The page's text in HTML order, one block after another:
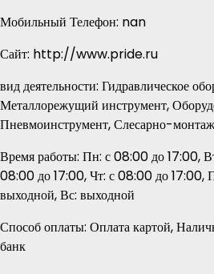
Мобильный Телефон: nan
Сайт: http://www.pride.ru
вид деятельности: Гидравлическое
Металлорежущий инструмент,
Пневмоинструмент, Слесарно-
Время работы: Пн: с 08:00 до 17:00,
08:00 до 17:00, Чт: с 08:00 до 17:00,
выходной, Вс: выходной
Способ оплаты: Оплата картой,
банк